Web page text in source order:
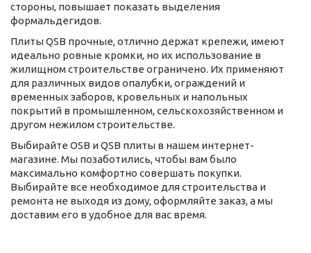
стороны, повышает показать выделения
формальдегидов.
Плиты QSB прочные, отлично держат крепежи, имеют
идеально ровные кромки, но их использование в
жилищном строительстве ограничено. Их применяют
для различных видов опалубки, ограждений и
временных заборов, кровельных и напольных
покрытий в промышленном, сельскохозяйственном и
другом нежилом строительстве.
Выбирайте OSB и QSB плиты в нашем интернет-
магазине. Мы позаботились, чтобы вам было
максимально комфортно совершать покупки.
Выбирайте все необходимое для строительства и
ремонта не выходя из дому, оформляйте заказ, а мы
доставим его в удобное для вас время.